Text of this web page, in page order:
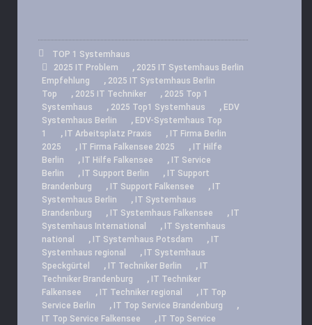
TOP 1 Systemhaus
2025 IT Problem
, 2025 IT Systemhaus Berlin
Empfehlung
, 2025 IT Systemhaus Berlin
Top
, 2025 IT Techniker , 2025 Top 1
Systemhaus
, 2025 Top1 Systemhaus , EDV
Systemhaus Berlin
, EDV-Systemhaus Top
1
, IT Arbeitsplatz Praxis , IT Firma Berlin
2025
, IT Firma Falkensee 2025 , IT Hilfe
Berlin
, IT Hilfe Falkensee , IT Service
Berlin
, IT Support Berlin , IT Support
Brandenburg
, IT Support Falkensee , IT
Systemhaus Berlin
, IT Systemhaus
Brandenburg
, IT Systemhaus Falkensee , IT
Systemhaus International
, IT Systemhaus
national
, IT Systemhaus Potsdam , IT
Systemhaus regional
, IT Systemhaus
Speckgürtel
, IT Techniker Berlin , IT
Techniker Brandenburg
, IT Techniker
Falkensee
, IT Techniker regional , IT Top
Service Berlin
, IT Top Service Brandenburg ,
IT Top Service Falkensee , IT Top Service